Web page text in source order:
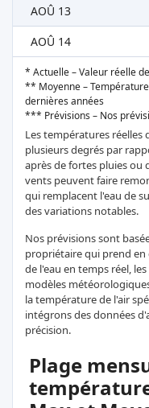
AOÛ 13
AOÛ 14
* Actuelle – Valeur réelle
** Moyenne –
dernières années
*** Prévisions – Nos
Les températures réelles
plusieurs degrés par
après de fortes pluies ou
vents peuvent faire
qui remplacent l'eau de
des variations notables.
Nos prévisions sont
propriétaire qui prend
de l'eau en temps réel,
modèles
la température de l'air
intégrons des données
précision.
Plage